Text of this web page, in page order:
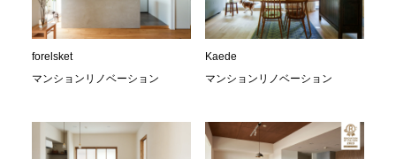
forelsket
マンションリノベーション
Kaede
マンションリノベーション